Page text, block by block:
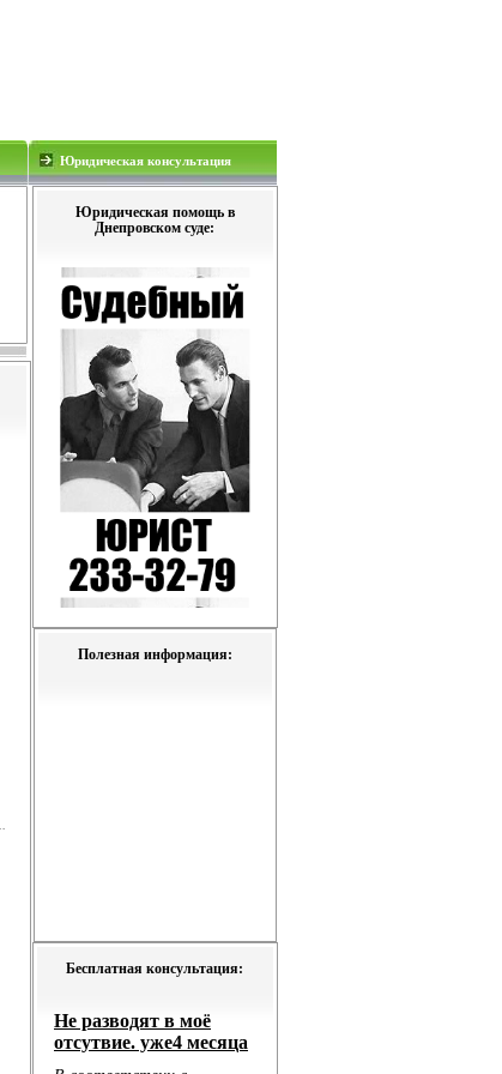
Юридическая консультация
Юридическая помощь в
Днепровском суде:
Полезная информация:
Бесплатная консультация: